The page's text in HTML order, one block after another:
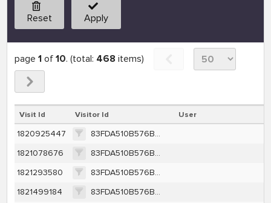
Reset Apply
page 1of 10. (total: 468 items)
Visit Id Visitor Id User
1820925447
83FDA510B576BD7E1E10EE58897976CC3EAE1AFFC0A20F63FD18C910B5F7C002
1821078676
83FDA510B576BD7E1E10EE58897976CC3EAE1AFFC0A20F63FD18C910B5F7C002
1821293580
83FDA510B576BD7E1E10EE58897976CC3EAE1AFFC0A20F63FD18C910B5F7C002
1821499184
83FDA510B576BD7E1E10EE58897976CC3EAE1AFFC0A20F63FD18C910B5F7C002